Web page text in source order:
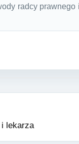
radcy
i lekarza